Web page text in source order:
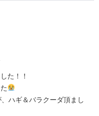
た！！
、ハギ＆バラクーダ頂まし